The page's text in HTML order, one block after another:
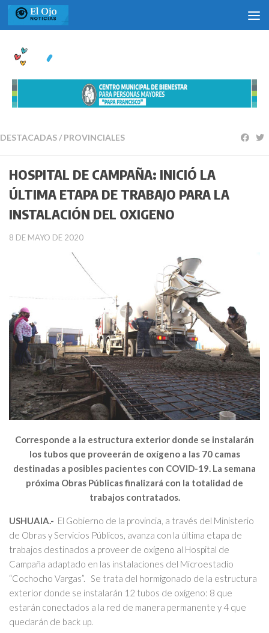
Saltar al contenido
DESTACADAS/ PROVINCIALES
HOSPITAL DE CAMPAÑA: INICIÓ LA
ÚLTIMA ETAPA DE TRABAJO PARA LA
INSTALACIÓN DEL OXIGENO
8 DE MAYO DE 2020
Corresponde a la estructura exterior donde se instalarán
los tubos que proveerán de oxígeno a las 70 camas
destinadas a posibles pacientes con COVID-19. La semana
próxima Obras Públicas finalizará con la totalidad de
trabajos contratados.
USHUAIA.- El Gobierno de la provincia, a través del Ministerio
de Obras y Servicios Públicos, avanza con la última etapa de
trabajos destinados a proveer de oxígeno al Hospital de
Campaña adaptado en las instalaciones del Microestadio
“Cochocho Vargas”. Se trata del hormigonado de la estructura
exterior donde se instalarán 12 tubos de oxígeno: 8 que
estarán conectados a la red de manera permanente y 4 que
quedarán de back up.